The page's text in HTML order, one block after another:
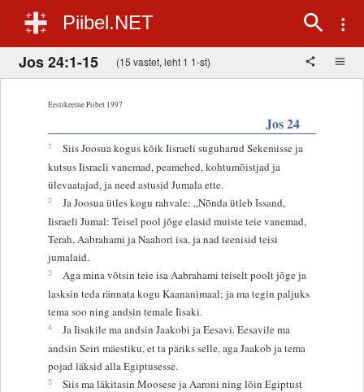
Piibel.NET
Jos 24:1-15 (15 vastet, leht 1 1-st)
Eestikeelne Piibel 1997
Jos 24
1
Siis Joosua kogus kõik Iisraeli suguharud Sekemisse ja
kutsus Iisraeli vanemad, peamehed, kohtumõistjad ja
ülevaatajad, ja need astusid Jumala ette.
2
Ja Joosua ütles kogu rahvale: „Nõnda ütleb Issand,
Iisraeli Jumal: Teisel pool jõge elasid muiste teie vanemad,
Terah, Aabrahami ja Naahori isa, ja nad teenisid teisi
jumalaid.
3
Aga mina võtsin teie isa Aabrahami teiselt poolt jõge ja
lasksin teda rännata kogu Kaananimaal; ja ma tegin paljuks
tema soo ning andsin temale Iisaki.
4
Ja Iisakile ma andsin Jaakobi ja Eesavi. Eesavile ma
andsin Seiri mäestiku, et ta päriks selle, aga Jaakob ja tema
pojad läksid alla Egiptusesse.
5
Siis ma läkitasin Moosese ja Aaroni ning lõin Egiptust